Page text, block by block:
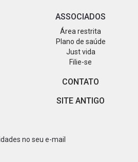
ASSOCIADOS
Área restrita
Plano de saúde
Just vida
Filie-se
CONTATO
SITE ANTIGO
no seu e-mail